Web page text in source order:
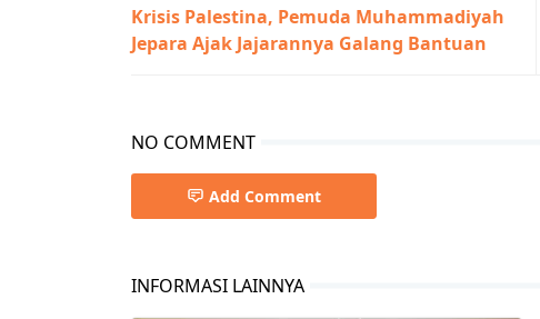
Krisis Palestina, Pemuda Muhammadiyah
Jepara Ajak Jajarannya Galang Bantuan
NO COMMENT
Add Comment
INFORMASI LAINNYA